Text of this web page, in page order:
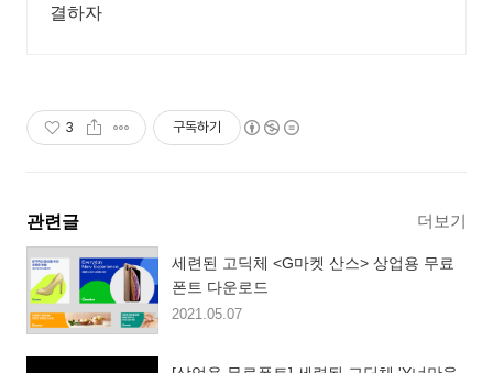
결하자
3 구독하기
관련글 더보기
세련된 고딕체 <G마켓 산스> 상업용 무료
폰트 다운로드
2021.05.07